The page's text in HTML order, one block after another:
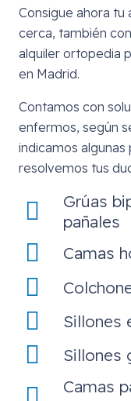
Consigue ahora tu
cerca, también
alquiler ortopedia
en Madrid.
Contamos con
enfermos, según
indicamos
resolvemos tus
Grúas
pañales
Camas
Sillones
Sillones
Camas